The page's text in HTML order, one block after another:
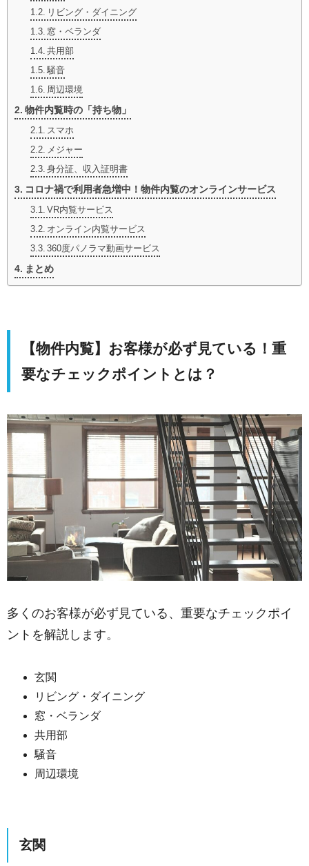
リビング・ダイニング
窓・ベランダ
共用部
騒音
周辺環境
物件内覧時の「持ち物」
スマホ
メジャー
身分証、収入証明書
コロナ禍で利用者急増中！物件内覧のオンラインサービス
VR内覧サービス
オンライン内覧サービス
360度パノラマ動画サービス
まとめ
【物件内覧】お客様が必ず見ている！重
要なチェックポイントとは？
多くのお客様が必ず見ている、重要なチェックポイ
ントを解説します。
玄関
リビング・ダイニング
窓・ベランダ
共用部
騒音
周辺環境
玄関